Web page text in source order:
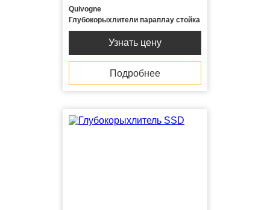
Quivogne
Глубокорыхлители параплау стойка
Узнать цену
Подробнее